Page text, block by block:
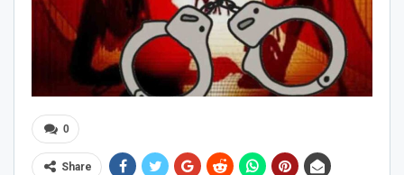
0
Share